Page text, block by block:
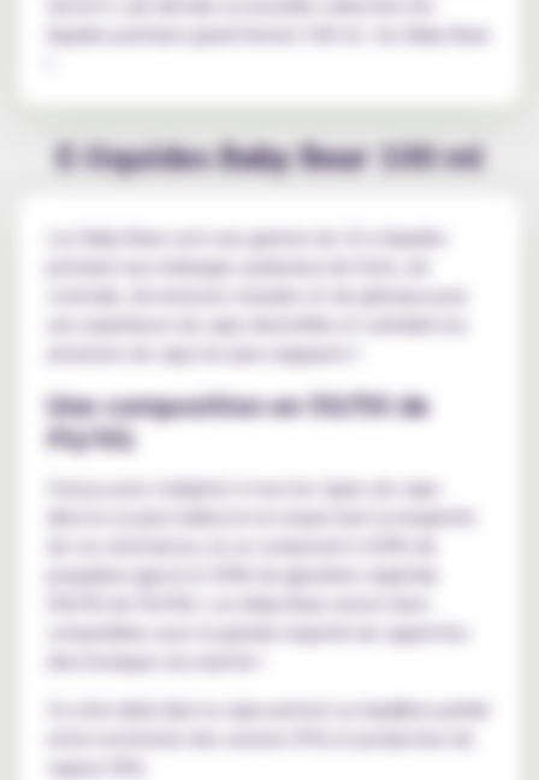
liquides premium grand format 100 ml : les Baby Bear
E-liquides Baby Bear 100 ml
Les Baby Bear sont une gamme de 10 e-liquides
premium aux mélanges audacieux de fruits, de
cocktails, de boissons chaudes et de gâteaux pour
une expérience de vape diversifiée et satisfaire les
amateurs de vape les plus exigeants !
Une composition en 50/50 de
PG/VG
Conçus pour s'adapter à tous les types de vape
directe ou plus indirecte en respectant la longévité
propylène glycol et 50% de glycérine végétale
compatibles avec la grande majorité de cigarettes
électroniques du marché !
Ce ratio idéal dans la vape permet un équilibre parfait
vapeur (VG).